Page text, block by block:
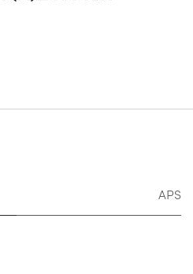
APS